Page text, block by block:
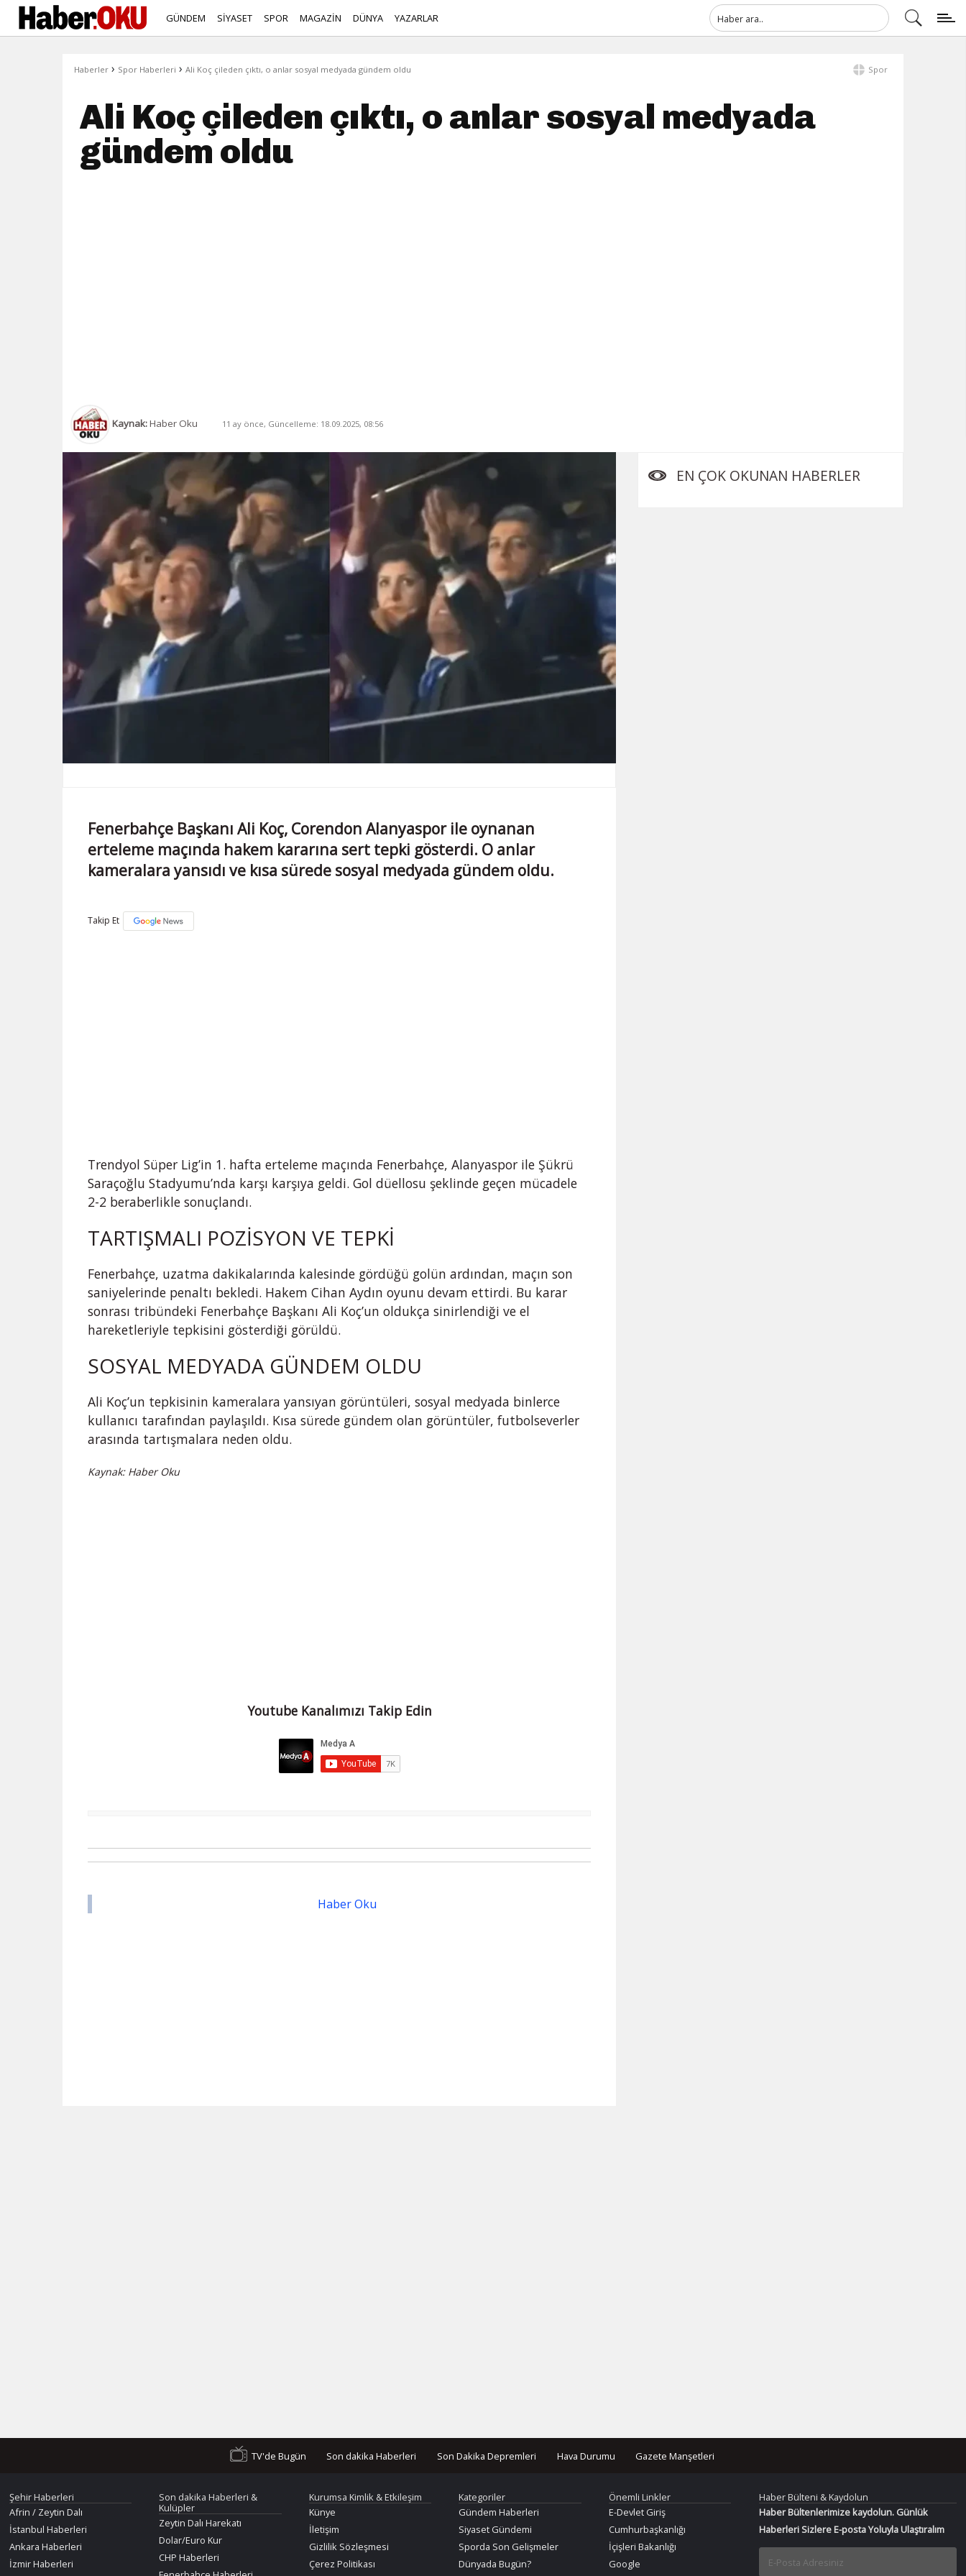
GÜNDEM SİYASET SPOR MAGAZİN DÜNYA YAZARLAR
Haberler › Spor Haberleri › Ali Koç çileden çıktı, o anlar sosyal medyada gündem oldu Spor
Ali Koç çileden çıktı, o anlar sosyal medyada
gündem oldu
Kaynak:Haber Oku 11 ay önce, Güncelleme: 18.09.2025, 08:56
Fenerbahçe Başkanı Ali Koç, Corendon Alanyaspor ile oynanan
erteleme maçında hakem kararına sert tepki gösterdi. O anlar
kameralara yansıdı ve kısa sürede sosyal medyada gündem oldu.
Takip Et
Trendyol Süper Lig’in 1. hafta erteleme maçında Fenerbahçe, Alanyaspor ile Şükrü
Saraçoğlu Stadyumu’nda karşı karşıya geldi. Gol düellosu şeklinde geçen mücadele
2-2 beraberlikle sonuçlandı.
TARTIŞMALI POZİSYON VE TEPKİ
Fenerbahçe, uzatma dakikalarında kalesinde gördüğü golün ardından, maçın son
saniyelerinde penaltı bekledi. Hakem Cihan Aydın oyunu devam ettirdi. Bu karar
sonrası tribündeki Fenerbahçe Başkanı Ali Koç’un oldukça sinirlendiği ve el
hareketleriyle tepkisini gösterdiği görüldü.
SOSYAL MEDYADA GÜNDEM OLDU
Ali Koç’un tepkisinin kameralara yansıyan görüntüleri, sosyal medyada binlerce
kullanıcı tarafından paylaşıldı. Kısa sürede gündem olan görüntüler, futbolseverler
arasında tartışmalara neden oldu.
Kaynak: Haber Oku
Youtube Kanalımızı Takip Edin
Haber Oku
EN ÇOK OKUNAN HABERLER
TV'de Bugün Son dakika Haberleri Son Dakika Depremleri Hava Durumu Gazete Manşetleri
Şehir Haberleri
Afrin / Zeytin Dalı
İstanbul Haberleri
Ankara Haberleri
İzmir Haberleri
Son dakika Haberleri &
Kulüpler
Zeytin Dalı Harekatı
Dolar/Euro Kur
CHP Haberleri
Kurumsa Kimlik & Etkileşim
Künye
İletişim
Gizlilik Sözleşmesi
Çerez Politikası
Kategoriler
Gündem Haberleri
Siyaset Gündemi
Sporda Son Gelişmeler
Dünyada Bugün?
Önemli Linkler
E-Devlet Giriş
Cumhurbaşkanlığı
İçişleri Bakanlığı
Google
Haber Bülteni & Kaydolun
Haber Bültenlerimize kaydolun. Günlük
Haberleri Sizlere E-posta Yoluyla Ulaştıralım